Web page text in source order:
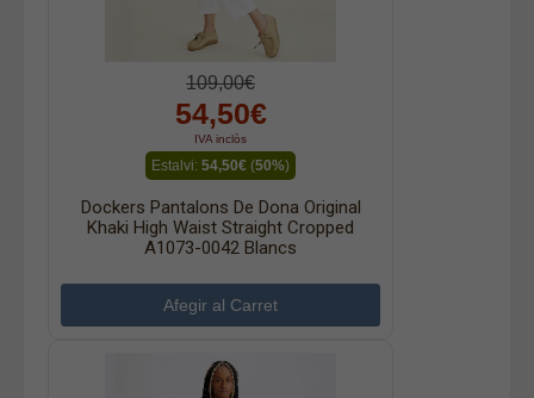
109,00€
54,50€
IVA inclòs
Estalvi: 54,50€ (50%)
Dockers Pantalons De Dona Original
Khaki High Waist Straight Cropped
A1073-0042 Blancs